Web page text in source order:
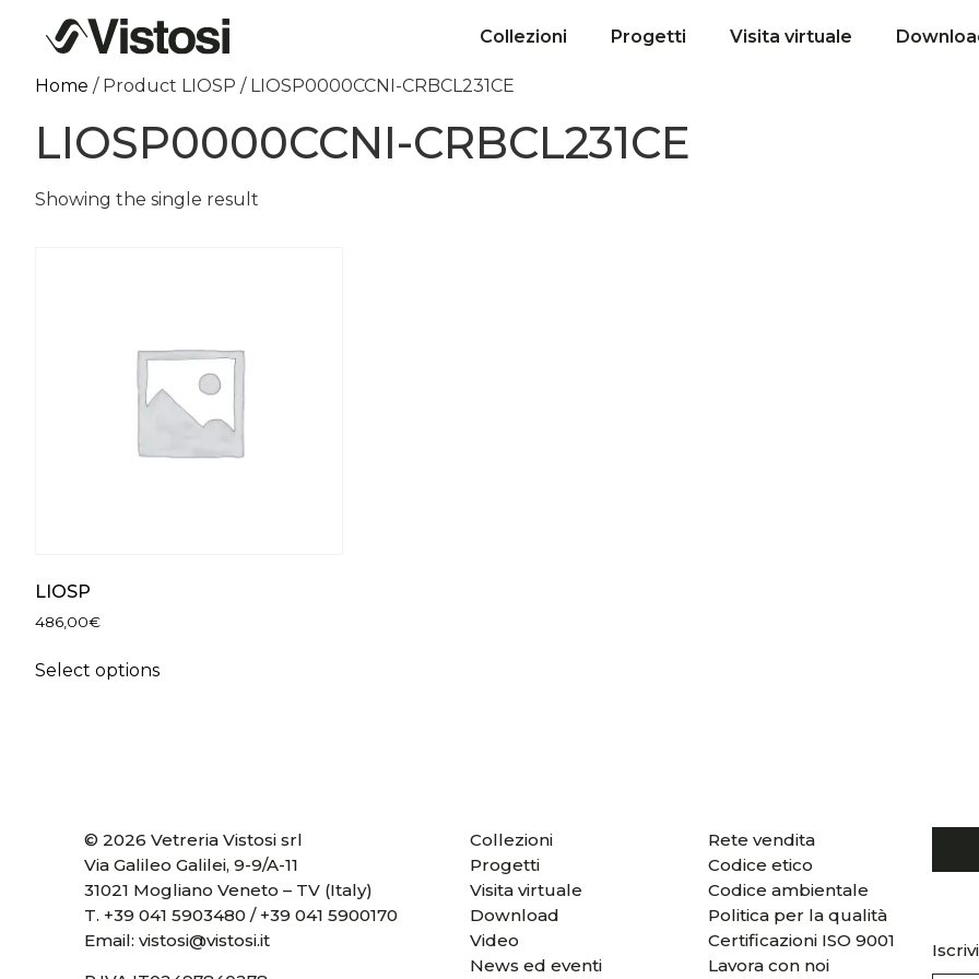
Collezioni Progetti Visita virtuale
Home / Product LIOSP / LIOSP0000CCNI-CRBCL231CE
LIOSP0000CCNI-CRBCL231CE
Showing the single result
LIOSP
486,00€
Select options
© 2026 Vetreria Vistosi srl
Via Galileo Galilei, 9-9/A-11
31021 Mogliano Veneto – TV (Italy)
T. +39 041 5903480 / +39 041 5900170
Email:vistosi@vistosi.it
Collezioni
Progetti
Visita virtuale
Download
Video
News ed eventi
Rete vendita
Codice etico
Codice ambientale
Politica per la qualità
Certificazioni ISO 9001
Lavora con noi